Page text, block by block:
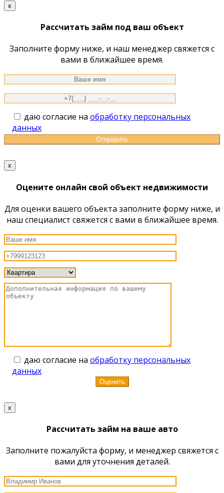
по
x
Рассчитать займ под ваш объект
Заполните форму ниже, и наш менеджер свяжется с
вами в ближайшее время.
даю согласие на обработку персональных
данных
x
Оцените онлайн свой объект недвижимости
Для оценки вашего объекта заполните форму ниже, и
наш специалист свяжется с вами в ближайшее время.
даю согласие на обработку персональных
данных
x
Рассчитать займ на ваше авто
Заполните пожалуйста форму, и менеджер свяжется с
вами для уточнения деталей.